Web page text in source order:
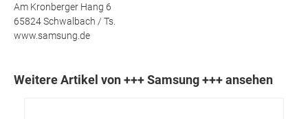
Am Kronberger Hang 6
65824 Schwalbach / Ts.
www.samsung.de
Weitere Artikel von +++ Samsung +++ ansehen